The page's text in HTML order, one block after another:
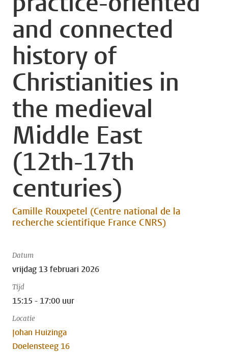
and connected
history of
Christianities in
the medieval
Middle East
(12th-17th
centuries)
Camille Rouxpetel (Centre national de la
recherche scientifique France CNRS)
Datum
vrijdag 13 februari 2026
Tijd
15:15 - 17:00 uur
Locatie
Johan Huizinga
Doelensteeg 16